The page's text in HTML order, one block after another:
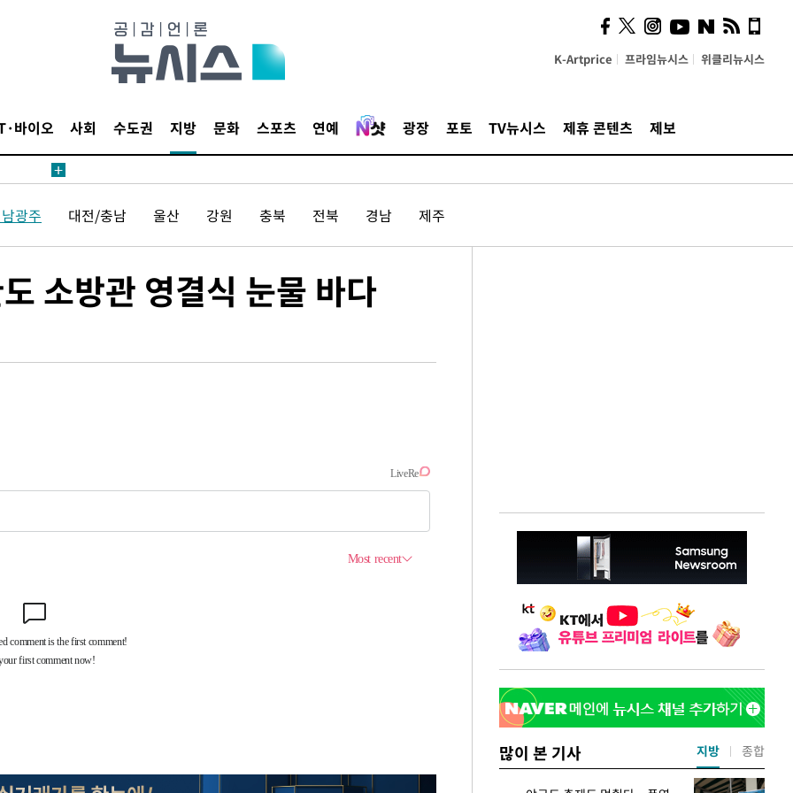
K-Artprice 프라임뉴시스 위클리뉴시스
바이오 사회 수도권 지방 문화 스포츠 연예 광장 포토 TV뉴시스 제휴 콘텐츠 제보
드려 죄
겠다"
드려 죄
광주 대전/충남 울산 강원 충북 전북 경남 제주
소방관 영결식 눈물 바다
많이 본 기사 지방 종합